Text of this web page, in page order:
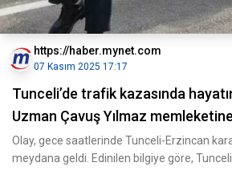
https://haber.mynet.com
07 Kasım 2025 17:17
Tunceli’de trafik kazasında
Uzman Çavuş Yılmaz
Olay, gece saatlerinde Tunceli-Erzincan
meydana geldi. Edinilen bilgiye göre,